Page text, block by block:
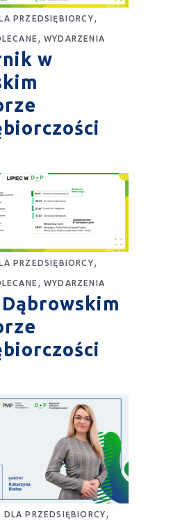
PRZEDSIĘBIORCY,
, WYDARZENIA
w
PRZEDSIĘBIORCY,
, WYDARZENIA
DLA PRZEDSIĘBIORCY,